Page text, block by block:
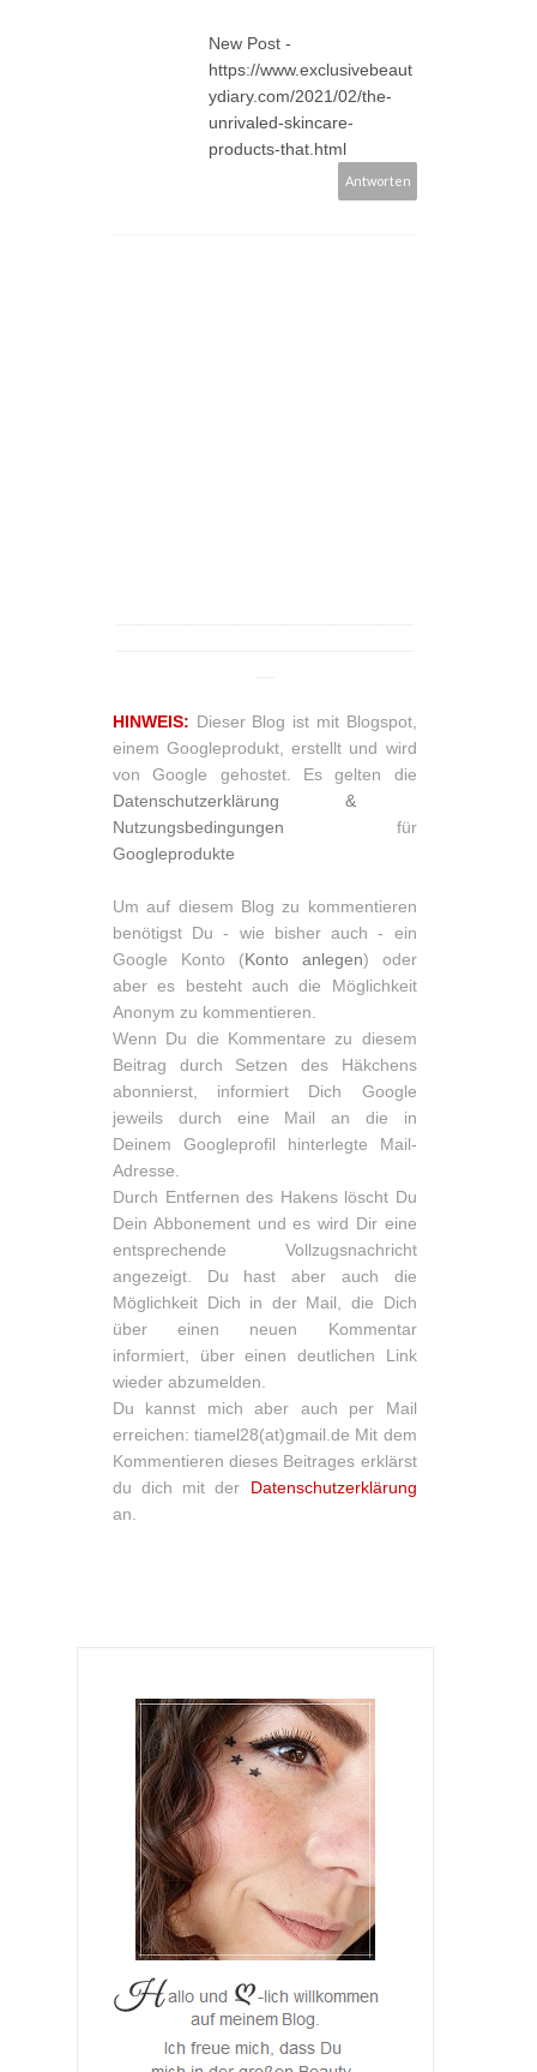
New Post -
https://www.exclusivebeaut
ydiary.com/2021/02/the-
unrivaled-skincare-
products-that.html
Antworten
HINWEIS: Dieser Blog ist mit Blogspot,
einem Googleprodukt, erstellt und wird
von Google gehostet. Es gelten die
Datenschutzerklärung &
Nutzungsbedingungen
für
Googleprodukte
Um auf diesem Blog zu kommentieren
benötigst Du - wie bisher auch - ein
Google Konto (Konto anlegen) oder
aber es besteht auch die Möglichkeit
Anonym zu kommentieren.
Wenn Du die Kommentare zu diesem
Beitrag durch Setzen des Häkchens
abonnierst, informiert Dich Google
jeweils durch eine Mail an die in
Deinem Googleprofil hinterlegte Mail-
Adresse.
Durch Entfernen des Hakens löscht Du
Dein Abbonement und es wird Dir eine
entsprechende Vollzugsnachricht
angezeigt. Du hast aber auch die
Möglichkeit Dich in der Mail, die Dich
über einen neuen Kommentar
informiert, über einen deutlichen Link
wieder abzumelden.
Du kannst mich aber auch per Mail
erreichen: tiamel28(at)gmail.de Mit dem
Kommentieren dieses Beitrages erklärst
du dich mit der Datenschutzerklärung
an.